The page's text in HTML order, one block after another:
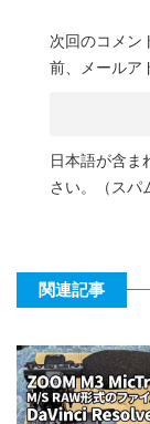
次回のコメン
前、メールア
日本語が含ま
さい。（スパ
関連記事